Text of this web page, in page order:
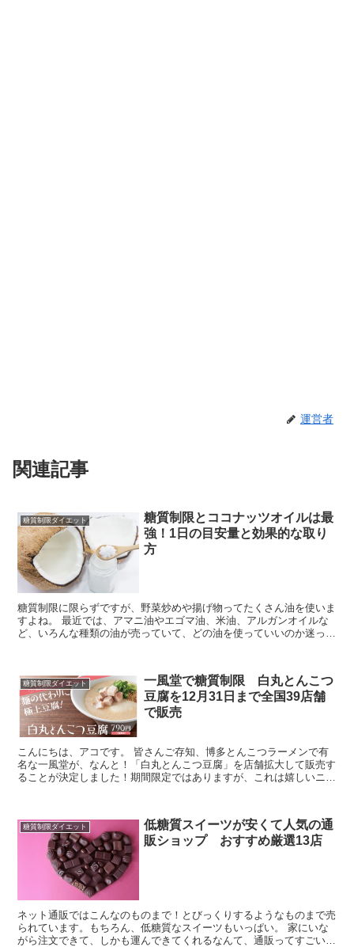
運営者
関連記事
糖質制限ダイエット
糖質制限とココナッツオイルは最
強！1日の目安量と効果的な取り
方
糖質制限に限らずですが、野菜炒めや揚げ物ってたくさん油を使いま
すよね。 最近では、アマニ油やエゴマ油、米油、アルガンオイルな
ど、いろんな種類の油が売っていて、どの油を使っていいのか迷って
糖質制限ダイエット
一風堂で糖質制限 白丸とんこつ
豆腐を12月31日まで全国39店舗
で販売
こんにちは、アコです。 皆さんご存知、博多とんこつラーメンで有
名な一風堂が、なんと！「白丸とんこつ豆腐」を店舗拡大して販売す
ることが決定しました！期間限定ではありますが、これは嬉しいニュ
糖質制限ダイエット
低糖質スイーツが安くて人気の通
販ショップ おすすめ厳選13店
ネット通販ではこんなのものまで！とびっくりするようなものまで売
られています。もちろん、低糖質なスイーツもいっぱい。 家にいな
がら注文できて、しかも運んできてくれるなんて、通販ってすごい！